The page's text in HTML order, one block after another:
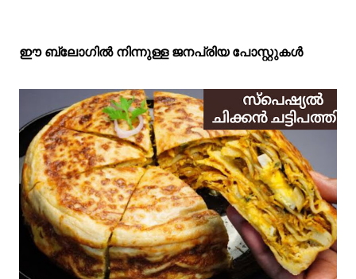
ഈ ബ്ലോഗിൽ നിന്നുള്ള ജനപ്രിയ പോസ്റ്റുകള്‍‌